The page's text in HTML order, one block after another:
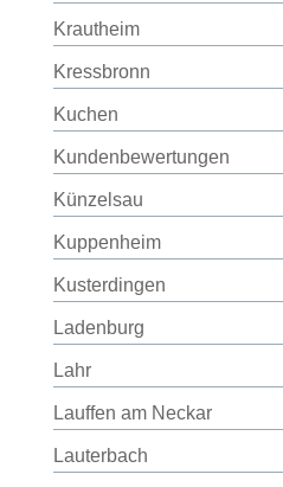
Krautheim
Kressbronn
Kuchen
Kundenbewertungen
Künzelsau
Kuppenheim
Kusterdingen
Ladenburg
Lahr
Lauffen am Neckar
Lauterbach